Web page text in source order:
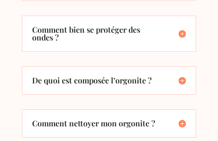
Comment bien se protéger des
ondes ?
De quoi est composée l’orgonite ?
Comment nettoyer mon orgonite ?